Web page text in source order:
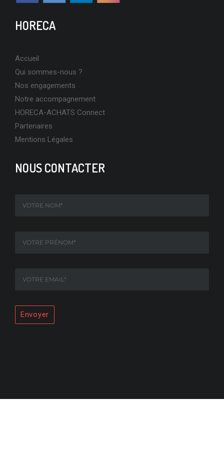
HORECA
Accueil
Qui sommes-nous ?
Nos engagements
Notre accompagnement
HORECA-ACHATS Connect
Partenaires
Mentions Légales
NOUS CONTACTER